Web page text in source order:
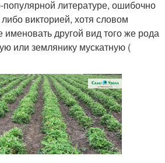
популярной литературе, ошибочно
викторией, хотя словом
именовать другой вид того же рода
или землянику мускатную (